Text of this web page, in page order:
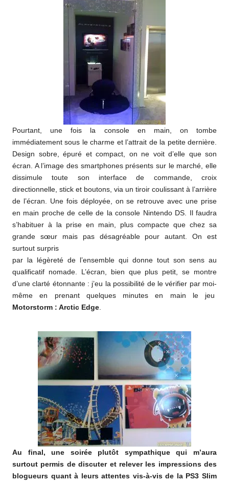
Pourtant, une fois la console en main, on tombe
immédiatement sous le charme et l’attrait de la petite dernière.
Design sobre, épuré et compact, on ne voit d’elle que son
écran. A l’image des smartphones présents sur le marché, elle
dissimule toute son interface de commande, croix
directionnelle, stick et boutons, via un tiroir coulissant à l’arrière
de l’écran. Une fois déployée, on se retrouve avec une prise
en main proche de celle de la console Nintendo DS. Il faudra
s’habituer à la prise en main, plus compacte que chez sa
grande sœur mais pas désagréable pour autant. On est
surtout surpris
par la légèreté de l’ensemble qui donne tout son sens au
qualificatif nomade. L’écran, bien que plus petit, se montre
d’une clarté étonnante : j’eu la possibilité de le vérifier par moi-
même en prenant quelques minutes en main le jeu
Motorstorm : Arctic Edge
Au final, une soirée plutôt sympathique qui m’aura
surtout permis de discuter et relever les impressions des
blogueurs quant à leurs attentes vis-à-vis de la PS3 Slim